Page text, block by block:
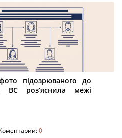
підозрюваного до
роз’яснила межі
0